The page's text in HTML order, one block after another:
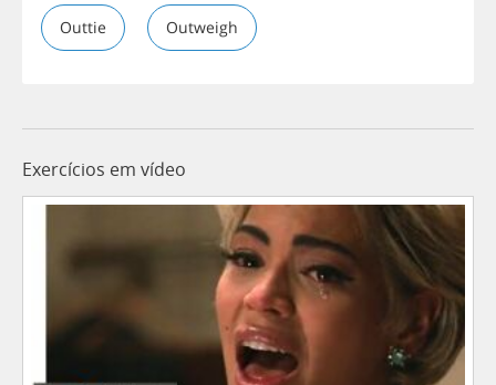
Outtie Outweigh
Exercícios em vídeo